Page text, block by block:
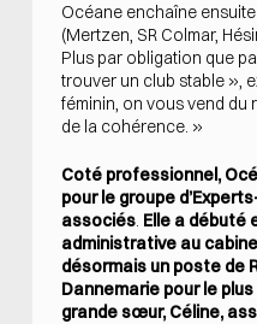
Océane enchaîne
(Mertzen, SR Colmar,
Plus par obligation que
trouver un club stable »,
féminin, on vous vend du
de la cohérence. »
Coté professionnel,
pour le groupe
associés. Elle a débuté
administrative au
désormais un poste de
Dannemarie pour le
grande sœur, Céline,